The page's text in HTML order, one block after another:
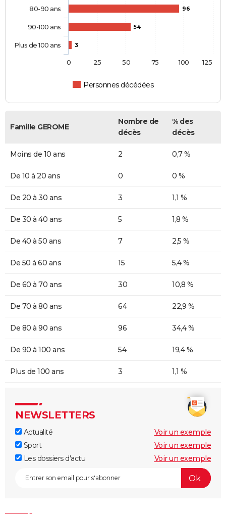
96
54
3
Personnes décédées
80-90 ans
90-100 ans
Plus de 100 ans
0 100
25 50 75 125
Famille GEROME
Nombre de
décès
% des
décès
Moins de 10 ans 2 0,7 %
De 10 à 20 ans 0 0 %
De 20 à 30 ans 3 1,1 %
De 30 à 40 ans 5 1,8 %
De 40 à 50 ans 7 2,5 %
De 50 à 60 ans 15 5,4 %
De 60 à 70 ans 30 10,8 %
De 70 à 80 ans 64 22,9 %
De 80 à 90 ans 96 34,4 %
De 90 à 100 ans 54 19,4 %
Plus de 100 ans 3 1,1 %
NEWSLETTERS
Actualité
Voir un exemple
Sport
Voir un exemple
Les dossiers d'actu
Voir un exemple